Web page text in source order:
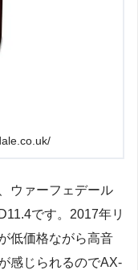
ウァーフェデール
です。2017年リ
低価格ながら高音
感じられるのでAX-